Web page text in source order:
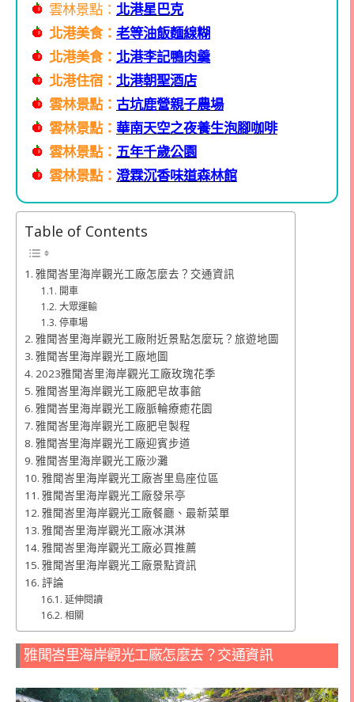
雲林景點： 北港星巴克
北港美食： 老等油飯麵線糊
北港美食： 北港李記鴨肉羹
北港住宿： 北港朝聖酒店
雲林景點： 古坑鹿營親子農場
雲林景點： 華南天空之夜養生泡腳咖啡
雲林景點： 五年千歲公園
雲林景點： 澄霖沉香味道森林館
Table of Contents
雅聞峇里海岸觀光工廠怎麼去？交通資訊
開車
大眾運輸
停車場
雅聞峇里海岸觀光工廠附近景點怎麼玩？旅遊地圖
雅聞峇里海岸觀光工廠地圖
2023雅聞峇里海岸觀光工廠玫瑰花季
雅聞峇里海岸觀光工廠肥皂故事館
雅聞峇里海岸觀光工廠脈輪療癒花園
雅聞峇里海岸觀光工廠肥皂製程
雅聞峇里海岸觀光工廠迎賓步道
雅聞峇里海岸觀光工廠沙灘
雅聞峇里海岸觀光工廠峇里島座位區
雅聞峇里海岸觀光工廠發呆亭
雅聞峇里海岸觀光工廠餐廳、最新菜單
雅聞峇里海岸觀光工廠冰淇淋
雅聞峇里海岸觀光工廠必買推薦
雅聞峇里海岸觀光工廠景點資訊
評論
延伸閱讀
相關
雅聞峇里海岸觀光工廠怎麼去？交通資訊